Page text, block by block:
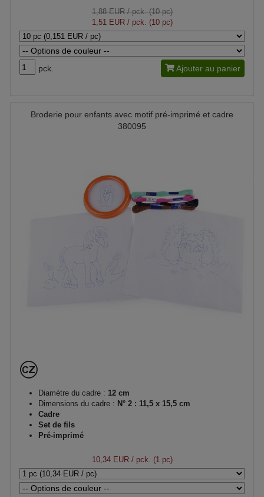
1,88 EUR/ pck. (10 pc)
1,51 EUR/ pck. (10 pc)
pck. Ajouter au panier
Broderie pour enfants avec motif pré-imprimé et cadre
380095
Diamètre du cadre : 12 cm
Dimensions du cadre : N° 2 : 11,5 x 15,5 cm
Cadre
Set de fils
Pré-imprimé
10,34 EUR/ pck. (1 pc)